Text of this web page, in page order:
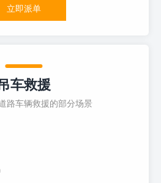
立即派单
车救援
路车辆救援的部分场景